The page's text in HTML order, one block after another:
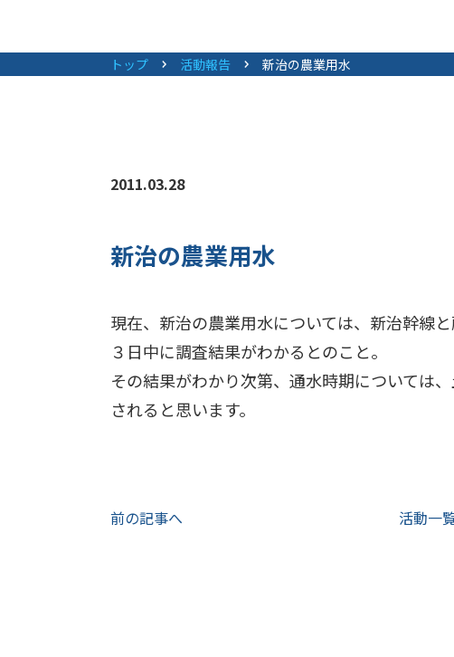
トップ 活動報告 新治の農業用水
2011.03.28
新治の農業用水
現在、新治の農業用水については、新治幹線
３日中に調査結果がわかるとのこと。
その結果がわかり次第、通水時期については
されると思います。
前の記事へ 活動一